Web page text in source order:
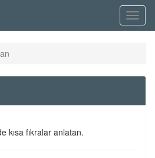
Menü
kısa fıkralar anlatan.